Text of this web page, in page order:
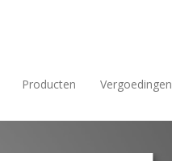
Producten Vergoedingen